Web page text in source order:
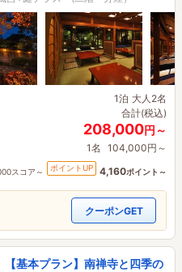
1泊 大人2名
合計(税込)
208,000円～
1名 104,000円～
スコア～ ポイントUP 4,160ポイント～
クーポンGET
基本プラン】南禅寺と四季の